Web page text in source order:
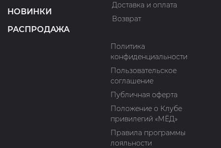
НОВИНКИ
РАСПРОДАЖА
Доставка и оплата
Возврат
Политика
конфиденциальности
Пользовательское
соглашение
Публичная оферта
Положение о Клубе
привилегий «МЁД»
Правила программы
лояльности